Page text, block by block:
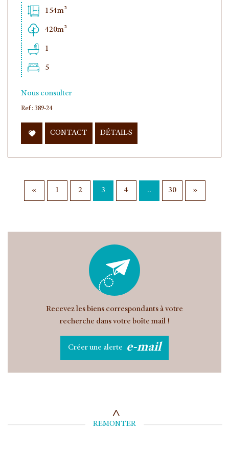
154m²
420m²
1
5
Nous consulter
Ref : 389-24
CONTACT DÉTAILS
« 1 2 3 4 .. 30 »
Recevez les biens correspondants à votre
recherche dans votre boîte mail !
Créer une alerte e-mail
REMONTER